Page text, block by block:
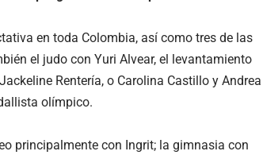
en toda Colombia, así como tres de las
el judo con Yuri Alvear, el levantamiento
Rentería, o Carolina Castillo y Andrea
olímpico.
principalmente con Ingrit; la gimnasia con